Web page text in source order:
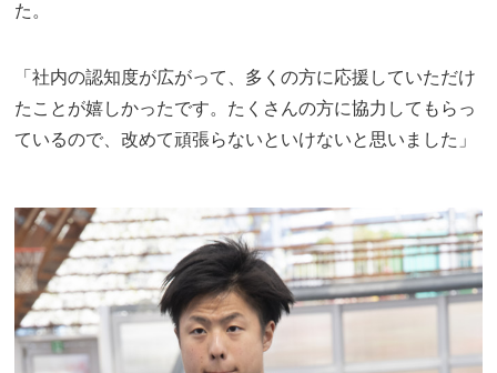
た。
「社内の認知度が広がって、多くの方に応援していただけ
たことが嬉しかったです。たくさんの方に協力してもらっ
ているので、改めて頑張らないといけないと思いました」